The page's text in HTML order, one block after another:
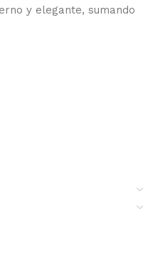
y elegante, sumando